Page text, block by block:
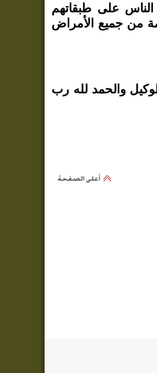
الناس على طبقاتهم
من جميع الأمراض
والحمد لله رب